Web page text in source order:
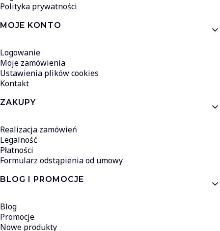
Polityka prywatności
MOJE KONTO
Logowanie
Moje zamówienia
Ustawienia plików cookies
Kontakt
ZAKUPY
Realizacja zamówień
Legalność
Płatności
Formularz odstąpienia od umowy
BLOG I PROMOCJE
Blog
Promocje
Nowe produkty